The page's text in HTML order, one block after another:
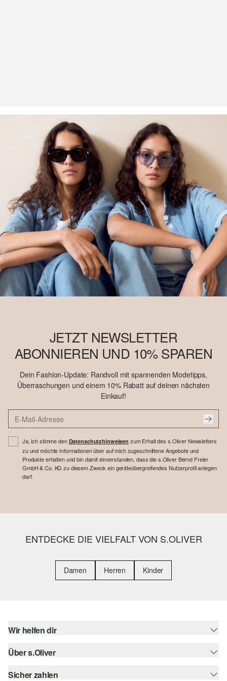
JETZT NEWSLETTER
ABONNIEREN UND 10% SPAREN
Dein Fashion-Update: Randvoll mit spannenden Modetipps,
Überraschungen und einem 10% Rabatt auf deinen nächsten
Einkauf!
Ja, ich stimme den Datenschutzhinweisen zum Erhalt des s.Oliver Newsletters
zu und möchte Informationen über auf mich zugeschnittene Angebote und
Produkte erhalten und bin damit einverstanden, dass die s.Oliver Bernd Freier
GmbH & Co. KG zu diesem Zweck ein geräteübergreifendes Nutzerprofil anlegen
darf.
ENTDECKE DIE VIELFALT VON S.OLIVER
Damen Herren Kinder
Wir helfen dir
Hilfe & FAQ
Größenberatung
Über s.Oliver
Newsletter
Sicher zahlen